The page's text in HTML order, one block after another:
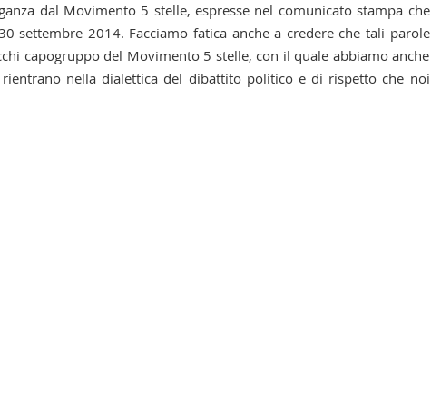
dal Movimento 5 stelle, espresse nel comunicato stampa che
settembre 2014. Facciamo fatica anche a credere che tali parole
capogruppo del Movimento 5 stelle, con il quale abbiamo anche
nella dialettica del dibattito politico e di rispetto che noi